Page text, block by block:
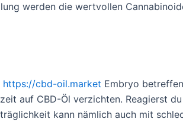
werden die wertvollen
https://cbd-oil.market Embryo
auf CBD-Öl verzichten. Reagierst
kann nämlich auch mit